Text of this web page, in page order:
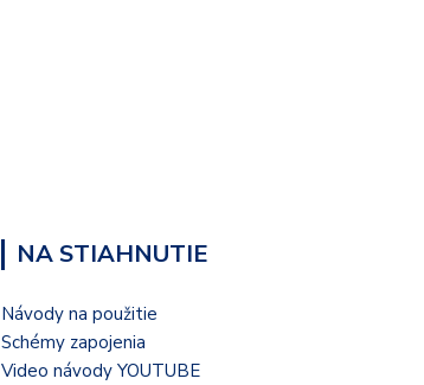
NA STIAHNUTIE
Návody na použitie
Schémy zapojenia
Video návody YOUTUBE